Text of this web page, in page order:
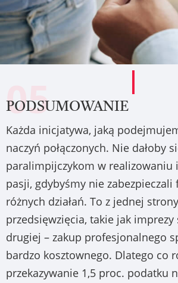
05
PODSUMOWANIE
Każda inicjatywa, jaką
naczyń połączonych. Nie dałoby
paralimpijczykom w realizowaniu
pasji, gdybyśmy nie
różnych działań. To z jednej strony
przedsięwzięcia, takie jak imprezy
drugiej – zakup profesjonalnego
bardzo kosztownego. Dlatego co
przekazywanie 1,5 proc. podatku